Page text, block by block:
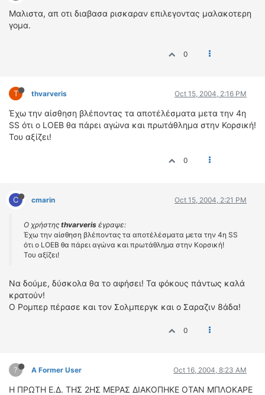
Μαλιστα, απ οτι διαβασα ρισκαραν επιλεγοντας μαλακοτερη
γομα.
0
T thvarveris Oct 15, 2004, 2:16 PM
Έχω την αίσθηση βλέποντας τα αποτέλέσματα μετα την 4η
SS ότι ο LOEB θα πάρει αγώνα και πρωτάθλημα στην Κορσική!
Του αξίζει!
0
C cmarin Oct 15, 2004, 2:21 PM
Ο χρήστης thvarveris έγραψε:
Έχω την αίσθηση βλέποντας τα αποτέλέσματα μετα την 4η SS
ότι ο LOEB θα πάρει αγώνα και πρωτάθλημα στην Κορσική!
Του αξίζει!
Nα δούμε, δύσκολα θα το αφήσει! Τα φόκους πάντως καλά
κρατούν!
Ο Ρομπερ πέρασε και τον Σολμπεργκ και ο Σαραζιν 8άδα!
0
? A Former User Oct 16, 2004, 8:23 AM
H ΠΡΩΤΗ Ε.Δ. ΤΗΣ 2ΗΣ ΜΕΡΑΣ ΔΙΑΚΟΠΗΚΕ ΟΤΑΝ ΜΠΛΟΚΑΡΕ